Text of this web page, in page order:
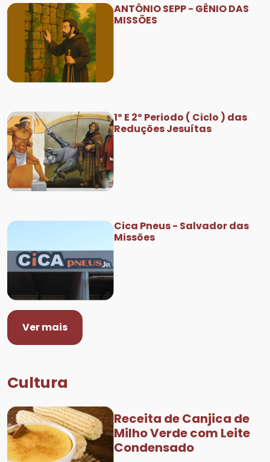
ANTÔNIO SEPP - GÊNIO DAS
MISSÕES
1º E 2º Periodo ( Ciclo ) das
Reduções Jesuítas
Cica Pneus - Salvador das
Missões
Ver mais
Cultura
Receita de Canjica de
Milho Verde com Leite
Condensado